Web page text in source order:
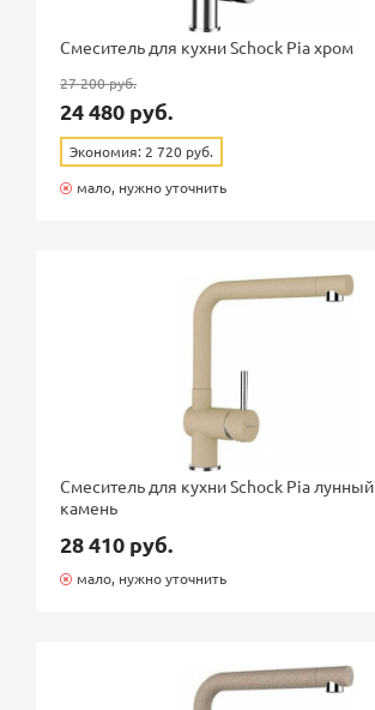
Смеситель для кухни Schock Pia хром
27 200 руб.
24 480 руб.
Экономия: 2 720 руб.
мало, нужно уточнить
Смеситель для кухни Schock Pia лунный
камень
28 410 руб.
мало, нужно уточнить